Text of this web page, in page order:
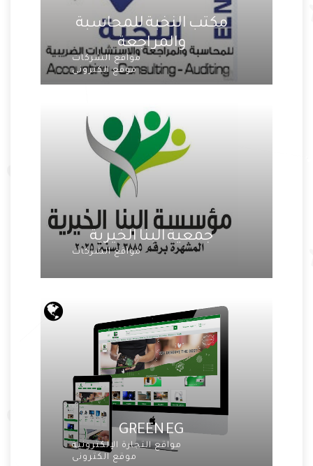
مكتب النخبة للمحاسبة
والمراجعة
مواقع الشركات
موقع الكترونى
جمعية البنا الخيرية
مواقع الشركات
GREEN EG
مواقع التجارة الإلكترونية
موقع الكترونى